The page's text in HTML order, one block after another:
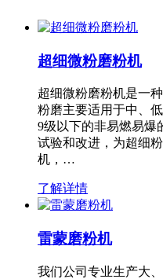
超细微粉磨粉机
超细微粉磨粉机是一
粉磨主要适用于中、
9级以下的非易燃易爆
试验和改进，为超细
机，…
了解详情
雷蒙磨粉机
我们公司专业生产大